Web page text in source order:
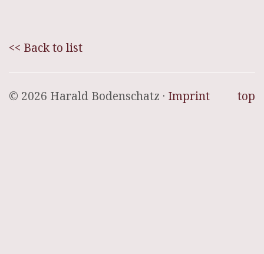
<< Back to list
top
© 2026 Harald Bodenschatz · Imprint